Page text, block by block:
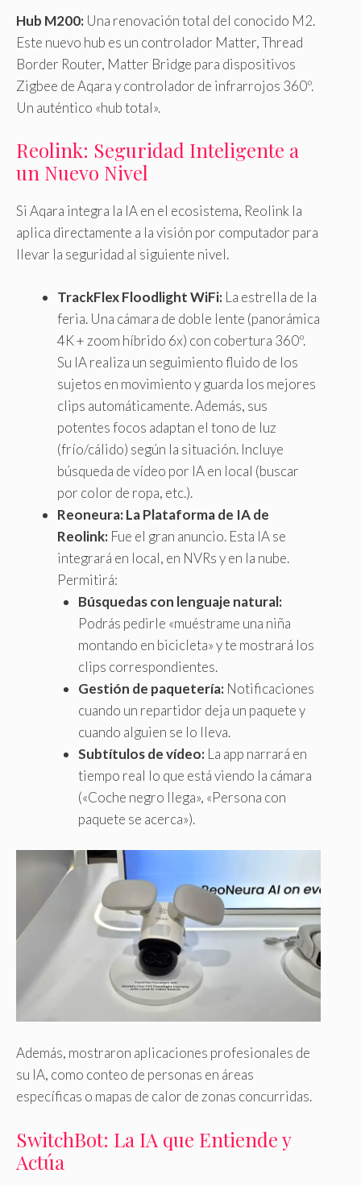
Hub M200: Una renovación total del conocido M2.
Este nuevo hub es un controlador Matter, Thread
Border Router, Matter Bridge para dispositivos
Zigbee de Aqara y controlador de infrarrojos 360º.
Un auténtico «hub total».
Reolink: Seguridad Inteligente a
un Nuevo Nivel
Si Aqara integra la IA en el ecosistema, Reolink la
aplica directamente a la visión por computador para
llevar la seguridad al siguiente nivel.
TrackFlex Floodlight WiFi: La estrella de la
feria. Una cámara de doble lente (panorámica
4K + zoom híbrido 6x) con cobertura 360º.
Su IA realiza un seguimiento fluido de los
sujetos en movimiento y guarda los mejores
clips automáticamente. Además, sus
potentes focos adaptan el tono de luz
(frío/cálido) según la situación. Incluye
búsqueda de vídeo por IA en local (buscar
por color de ropa, etc.).
Reoneura: La Plataforma de IA de
Reolink: Fue el gran anuncio. Esta IA se
integrará en local, en NVRs y en la nube.
Permitirá:
Búsquedas con lenguaje natural:
Podrás pedirle «muéstrame una niña
montando en bicicleta» y te mostrará los
clips correspondientes.
Gestión de paquetería:Notificaciones
cuando un repartidor deja un paquete y
cuando alguien se lo lleva.
Subtítulos de vídeo:La app narrará en
tiempo real lo que está viendo la cámara
(«Coche negro llega», «Persona con
paquete se acerca»).
Además, mostraron aplicaciones profesionales de
su IA, como conteo de personas en áreas
específicas o mapas de calor de zonas concurridas.
SwitchBot: La IA que Entiende y
Actúa